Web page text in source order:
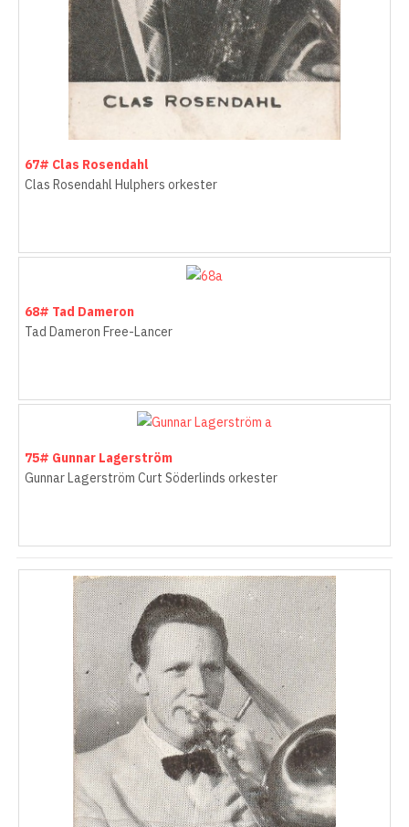
67# Clas Rosendahl
Clas Rosendahl Hulphers orkester
68# Tad Dameron
Tad Dameron Free-Lancer
75# Gunnar Lagerström
Gunnar Lagerström Curt Söderlinds orkester